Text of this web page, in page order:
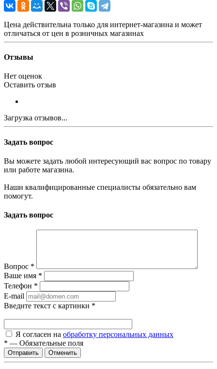
Цена действительна только для интернет-магазина и может
отличаться от цен в розничных магазинах
Отзывы
Нет оценок
Оставить отзыв
Загрузка отзывов...
Задать вопрос
Вы можете задать любой интересующий вас вопрос по товару
или работе магазина.
Наши квалифицированные специалисты обязательно вам
помогут.
Задать вопрос
Вопрос *
Ваше имя *
Телефон *
E-mail
Введите текст с картинки *
Я согласен на обработку персональных данных
* — Обязательные поля
Отменить